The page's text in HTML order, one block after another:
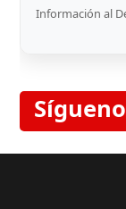
Información al